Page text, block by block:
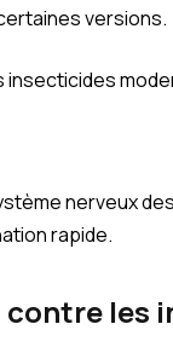
versions.
nerveux
rapide.
les